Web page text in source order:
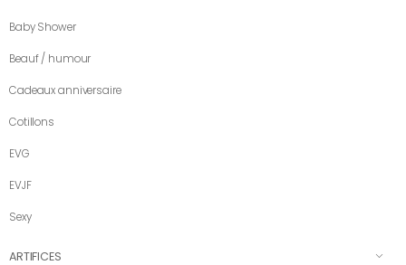
Baby Shower
Beauf / humour
Cadeaux anniversaire
Cotillons
EVG
EVJF
Sexy
ARTIFICES